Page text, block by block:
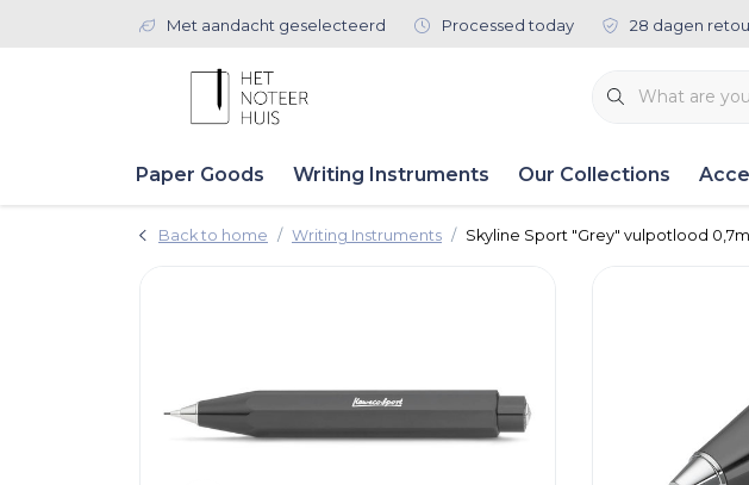
Met aandacht geselecteerd Processed today 28 dagen
Paper Goods Writing Instruments Our Collections
Back to home Writing Instruments Skyline Sport "Grey" vulpotlood